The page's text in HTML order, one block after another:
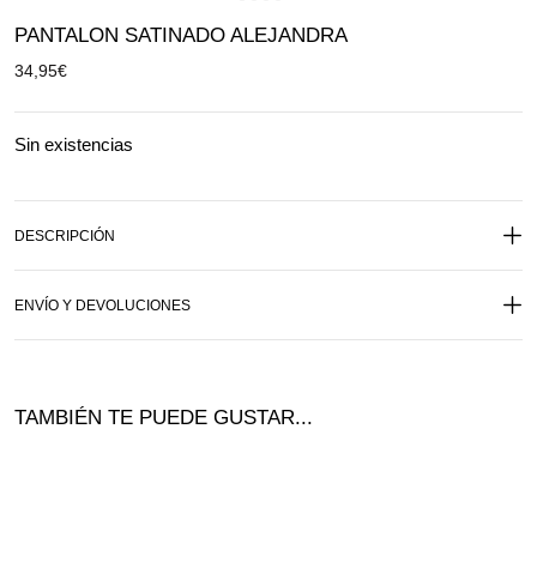
PANTALON SATINADO ALEJANDRA
34,95€
Sin existencias
DESCRIPCIÓN
ENVÍO Y DEVOLUCIONES
TAMBIÉN TE PUEDE GUSTAR...